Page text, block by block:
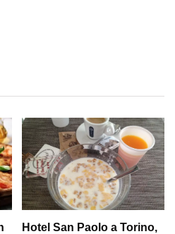
Hotel San Paolo a Torino,